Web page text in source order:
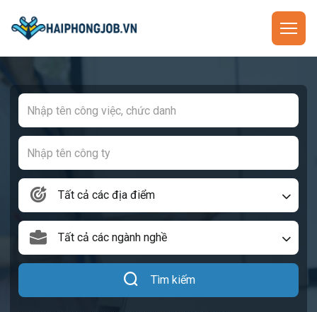
Tất cả các địa điểm
Tất cả các ngành nghề
Tìm kiếm